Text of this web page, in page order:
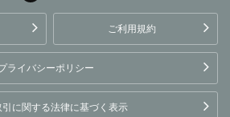
ご利用規約
ライバシーポリシー
引に関する法律に基づく表示